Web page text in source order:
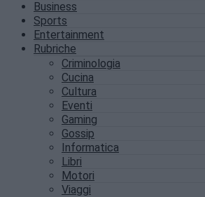
Business
Sports
Entertainment
Rubriche
Criminologia
Cucina
Cultura
Eventi
Gaming
Gossip
Informatica
Libri
Motori
Viaggi